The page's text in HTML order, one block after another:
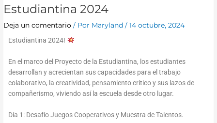
Estudiantina 2024
Deja un comentario / Por Maryland/14 octubre, 2024
Estudiantina 2024!
En el marco del Proyecto de la Estudiantina, los estudiantes
desarrollan y acrecientan sus capacidades para el trabajo
colaborativo, la creatividad, pensamiento crítico y sus lazos de
compañerismo, viviendo así la escuela desde otro lugar.
Día 1: Desafío Juegos Cooperativos y Muestra de Talentos.